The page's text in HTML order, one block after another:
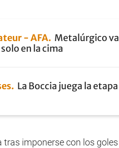
- AFA Metalúrgico
en la cima
La Boccia juega la
imponerse con los